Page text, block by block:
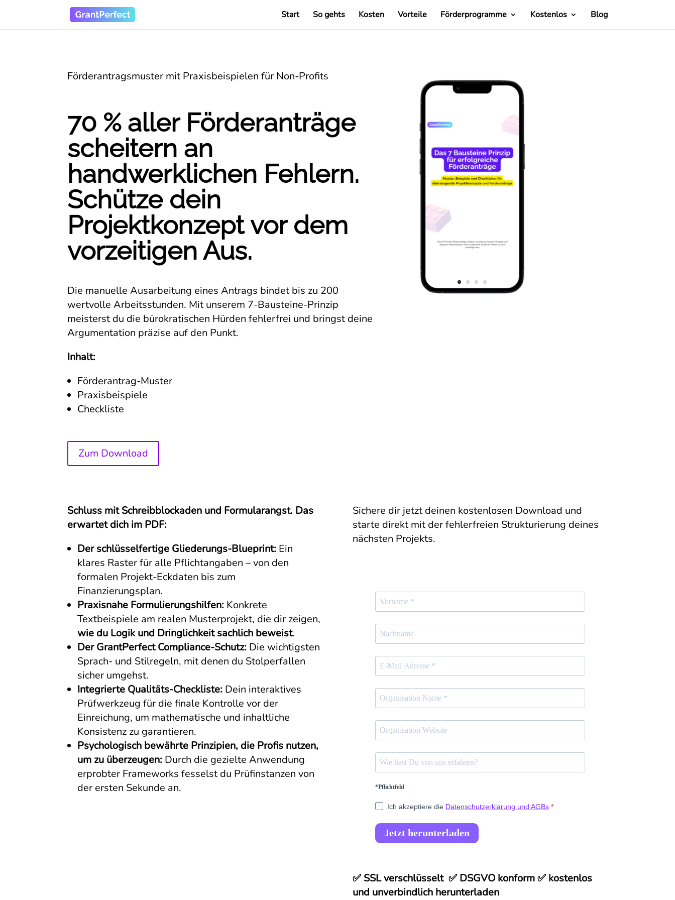
Start So gehts Kosten Vorteile Förderprogramme Kostenlos Blog
Förderantragsmuster mit Praxisbeispielen für Non-Profits
70 % aller Förderanträge
scheitern an
handwerklichen Fehlern.
Schütze dein
Projektkonzept vor dem
vorzeitigen Aus.
Die manuelle Ausarbeitung eines Antrags bindet bis zu 200
wertvolle Arbeitsstunden. Mit unserem 7‑Bausteine-Prinzip
meisterst du die bürokratischen Hürden fehlerfrei und bringst deine
Argumentation präzise auf den Punkt.
Inhalt:
Förderantrag-Muster
Praxisbeispiele
Checkliste
Zum Download
Schluss mit Schreibblockaden und Formularangst. Das
erwartet dich im PDF:
Der schlüsselfertige Gliederungs-Blueprint: Ein
klares Raster für alle Pflichtangaben – von den
formalen Projekt-Eckdaten bis zum
Finanzierungsplan.
Praxisnahe Formulierungshilfen: Konkrete
Textbeispiele am realen Musterprojekt, die dir zeigen,
wie du Logik und Dringlichkeit sachlich beweist.
Der GrantPerfect Compliance-Schutz: Die wichtigsten
Sprach- und Stilregeln, mit denen du Stolperfallen
sicher umgehst.
Integrierte Qualitäts-Checkliste: Dein interaktives
Prüfwerkzeug für die finale Kontrolle vor der
Einreichung, um mathematische und inhaltliche
Konsistenz zu garantieren.
Psychologisch bewährte Prinzipien, die Profis nutzen,
um zu überzeugen: Durch die gezielte Anwendung
erprobter Frameworks fesselst du Prüfinstanzen von
der ersten Sekunde an.
Sichere dir jetzt deinen kostenlosen Download und
starte direkt mit der fehlerfreien Strukturierung deines
nächsten Projekts.
*Pflichtfeld
Ich akzeptiere die Datenschutzerklärung und AGBs
Jetzt herunterladen
✅ SSL verschlüsselt ✅ DSGVO konform ✅ kostenlos
und unverbindlich herunterladen